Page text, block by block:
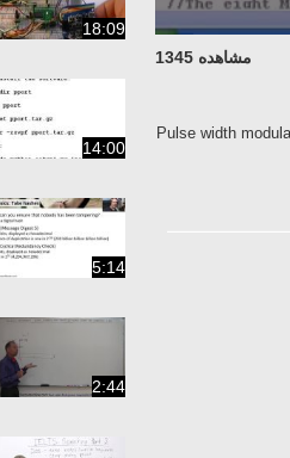
مشاهده 1345
Pulse width
18:09
14:00
5:14
2:44